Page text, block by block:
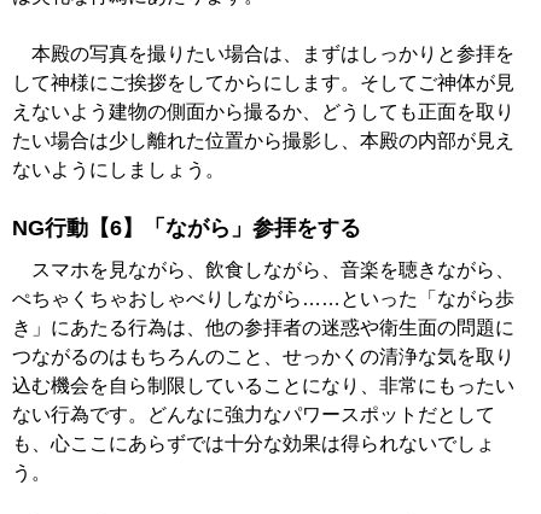
本殿の写真を撮りたい場合は、まずはしっかりと参拝を
して神様にご挨拶をしてからにします。そしてご神体が見
えないよう建物の側面から撮るか、どうしても正面を取り
たい場合は少し離れた位置から撮影し、本殿の内部が見え
ないようにしましょう。
NG行動【6】「ながら」参拝をする
スマホを見ながら、飲食しながら、音楽を聴きながら、
ぺちゃくちゃおしゃべりしながら……といった「ながら歩
き」にあたる行為は、他の参拝者の迷惑や衛生面の問題に
つながるのはもちろんのこと、せっかくの清浄な気を取り
込む機会を自ら制限していることになり、非常にもったい
ない行為です。どんなに強力なパワースポットだとして
も、心ここにあらずでは十分な効果は得られないでしょ
う。